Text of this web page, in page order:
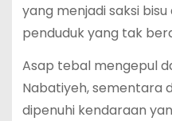
yang menjadi saksi
penduduk yang tak
Asap tebal mengepul
Nabatiyeh, sementara
dipenuhi kendaraan